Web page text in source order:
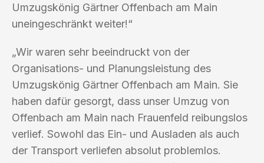
Umzugskönig Gärtner Offenbach am Main
uneingeschränkt weiter!“
„Wir waren sehr beeindruckt von der
Organisations- und Planungsleistung des
Umzugskönig Gärtner Offenbach am Main. Sie
haben dafür gesorgt, dass unser Umzug von
Offenbach am Main nach Frauenfeld reibungslos
verlief. Sowohl das Ein- und Ausladen als auch
der Transport verliefen absolut problemlos.